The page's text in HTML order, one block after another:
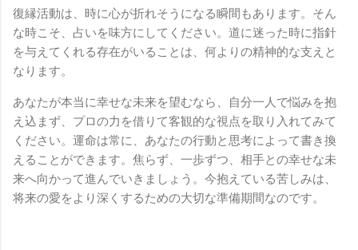
復縁活動は、時に心が折れそうになる瞬間もあります。そん
な時こそ、占いを味方にしてください。道に迷った時に指針
を与えてくれる存在がいることは、何よりの精神的な支えと
なります。
あなたが本当に幸せな未来を望むなら、自分一人で悩みを抱
え込まず、プロの力を借りて客観的な視点を取り入れてみて
ください。運命は常に、あなたの行動と思考によって書き換
えることができます。焦らず、一歩ずつ、相手との幸せな未
来へ向かって進んでいきましょう。今抱えている苦しみは、
将来の愛をより深くするための大切な準備期間なのです。